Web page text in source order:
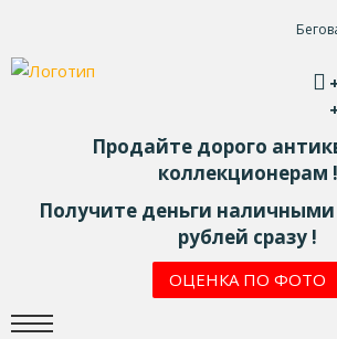
Продайте дорого
коллекционерам !
Получите деньги наличными
рублей сразу !
ОЦЕНКА ПО ФОТО